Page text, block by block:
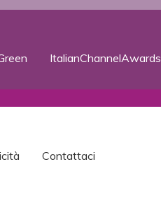
ItalianChannelAwards
Contattaci